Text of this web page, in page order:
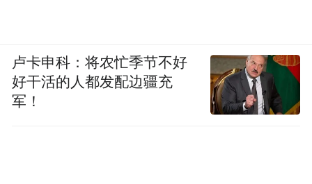
卢卡申科：将农忙季节不好
好干活的人都发配边疆充
军！